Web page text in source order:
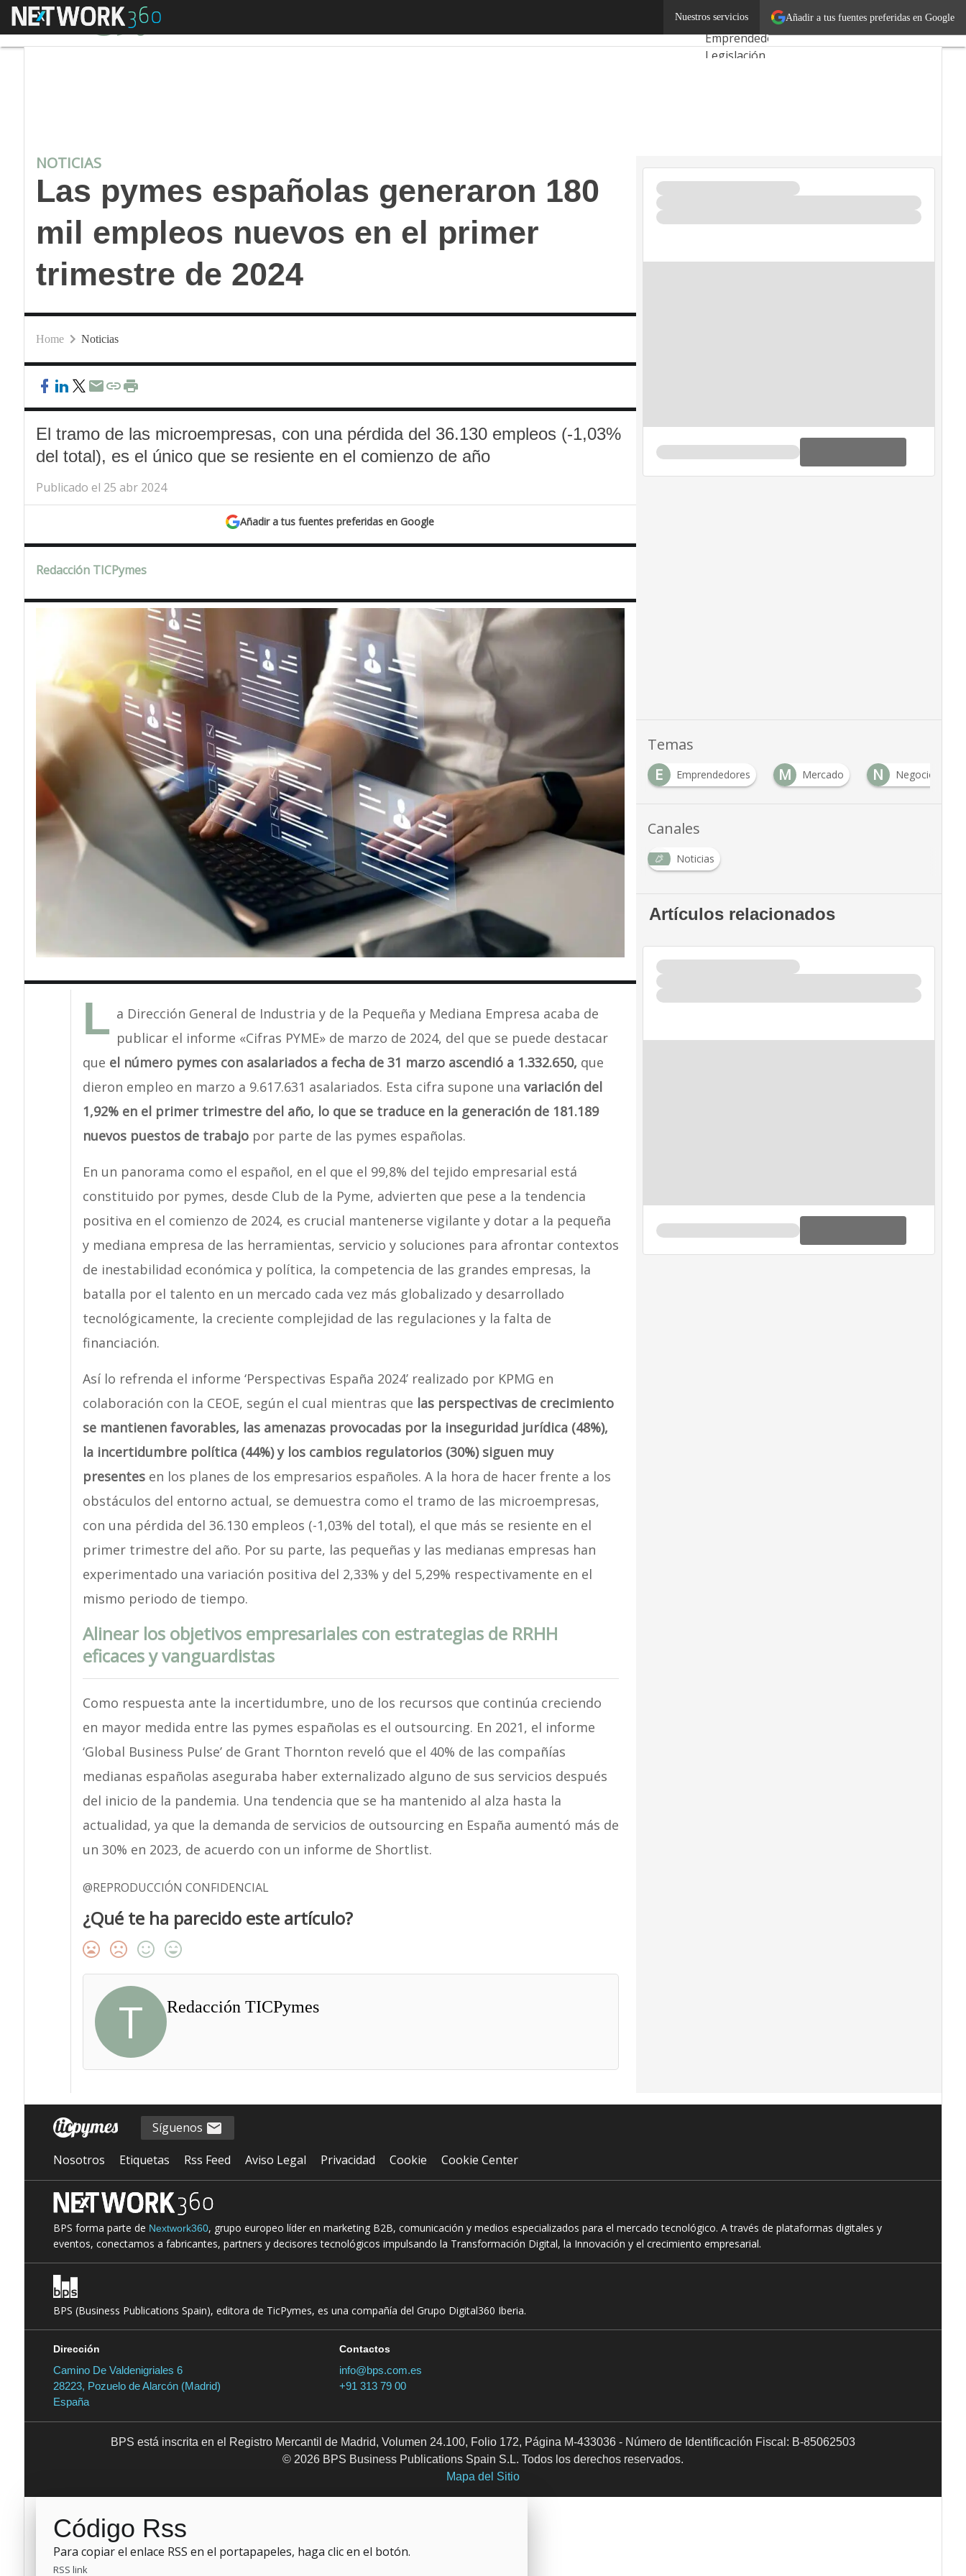
Añadir a tus fuentes preferidas en Google
Nuestros servicios
Menú Las pymes españolas generaron 180 mil empleos nuevos en el primer trimestre de 2024Autónomos
Emprendedores
Legislación
NOTICIAS
Las pymes españolas generaron 180
mil empleos nuevos en el primer
trimestre de 2024
Home Noticias
El tramo de las microempresas, con una pérdida del 36.130 empleos (-1,03%
del total), es el único que se resiente en el comienzo de año
Publicado el 25 abr 2024
Añadir a tus fuentes preferidas en Google
Redacción TICPymes
L a Dirección General de Industria y de la Pequeña y Mediana Empresa acaba de
publicar el informe «Cifras PYME» de marzo de 2024, del que se puede destacar
que el número pymes con asalariados a fecha de 31 marzo ascendió a 1.332.650, que
dieron empleo en marzo a 9.617.631 asalariados. Esta cifra supone una variación del
1,92% en el primer trimestre del año, lo que se traduce en la generación de 181.189
nuevos puestos de trabajopor parte de las pymes españolas.
En un panorama como el español, en el que el 99,8% del tejido empresarial está
constituido por pymes, desde Club de la Pyme, advierten que pese a la tendencia
positiva en el comienzo de 2024, es crucial mantenerse vigilante y dotar a la pequeña
y mediana empresa de las herramientas, servicio y soluciones para afrontar contextos
de inestabilidad económica y política, la competencia de las grandes empresas, la
batalla por el talento en un mercado cada vez más globalizado y desarrollado
tecnológicamente, la creciente complejidad de las regulaciones y la falta de
financiación.
Así lo refrenda el informe ‘Perspectivas España 2024’ realizado por KPMG en
colaboración con la CEOE, según el cual mientras que las perspectivas de crecimiento
se mantienen favorables, las amenazas provocadas por la inseguridad jurídica (48%),
la incertidumbre política (44%) y los cambios regulatorios (30%) siguen muy
presentes en los planes de los empresarios españoles. A la hora de hacer frente a los
obstáculos del entorno actual, se demuestra como el tramo de las microempresas,
con una pérdida del 36.130 empleos (-1,03% del total), el que más se resiente en el
primer trimestre del año. Por su parte, las pequeñas y las medianas empresas han
experimentado una variación positiva del 2,33% y del 5,29% respectivamente en el
mismo periodo de tiempo.
Alinear los objetivos empresariales con estrategias de RRHH
eficaces y vanguardistas
Como respuesta ante la incertidumbre, uno de los recursos que continúa creciendo
en mayor medida entre las pymes españolas es el outsourcing. En 2021, el informe
‘Global Business Pulse’ de Grant Thornton reveló que el 40% de las compañías
medianas españolas aseguraba haber externalizado alguno de sus servicios después
del inicio de la pandemia. Una tendencia que se ha mantenido al alza hasta la
actualidad, ya que la demanda de servicios de outsourcing en España aumentó más de
un 30% en 2023, de acuerdo con un informe de Shortlist.
@REPRODUCCIÓN CONFIDENCIAL
¿Qué te ha parecido este artículo?
T Redacción TICPymes
Temas
E
Empleo E Emprendedores M Mercado N Negocio
Canales
Noticias
Artículos relacionados
Síguenos
Nosotros Etiquetas Rss Feed Aviso Legal Privacidad Cookie Cookie Center
BPS forma parte de Nextwork360, grupo europeo líder en marketing B2B, comunicación y medios especializados para el mercado tecnológico. A través de plataformas digitales y
eventos, conectamos a fabricantes, partners y decisores tecnológicos impulsando la Transformación Digital, la Innovación y el crecimiento empresarial.
BPS (Business Publications Spain), editora de TicPymes, es una compañía del Grupo Digital360 Iberia.
Dirección
Camino De Valdenigriales 6
28223, Pozuelo de Alarcón (Madrid)
España
Contactos
info@bps.com.es
+91 313 79 00
BPS está inscrita en el Registro Mercantil de Madrid, Volumen 24.100, Folio 172, Página M-433036 - Número de Identificación Fiscal: B-85062503
© 2026 BPS Business Publications Spain S.L. Todos los derechos reservados.
Mapa del Sitio
Código Rss
Para copiar el enlace RSS en el portapapeles, haga clic en el botón.
RSS link